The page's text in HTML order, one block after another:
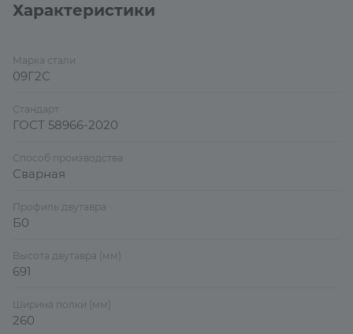
Характеристики
Марка стали
09Г2С
Стандарт
ГОСТ 58966-2020
Способ производства
Сварная
Профиль двутавра
Б0
Высота двутавра (мм)
691
Ширина полки (мм)
260